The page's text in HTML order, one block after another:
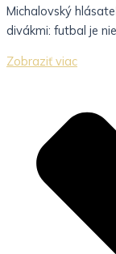
Michalovský
divákmi: futbal je
Zobraziť viac